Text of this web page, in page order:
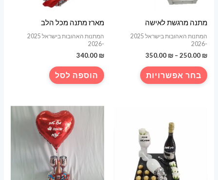
מתנה מרגשת לאישה
המתנות האהובות בישראל 2025
-2026
250.00 ₪
–
350.00 ₪
טווח
עד בחר אפשרויות
ניתן
לבחור
את
האפשרויות
מארז מתנה מכל הלב
המתנות האהובות בישראל 2025
-2026
340.00 ₪
הוספה לסל